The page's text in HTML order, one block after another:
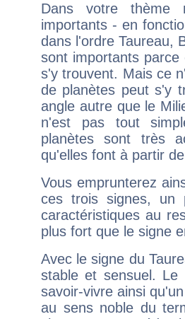
Dans votre thème
importants - en
dans l'ordre Taureau,
sont importants parce
s'y trouvent. Mais ce
de planètes peut s'y
angle autre que le
n'est pas tout
planètes sont très
qu'elles font à partir
Vous emprunterez
ces trois signes, un
caractéristiques au
plus fort que le signe
Avec le signe du
stable et sensuel.
savoir-vivre ainsi
au sens noble du